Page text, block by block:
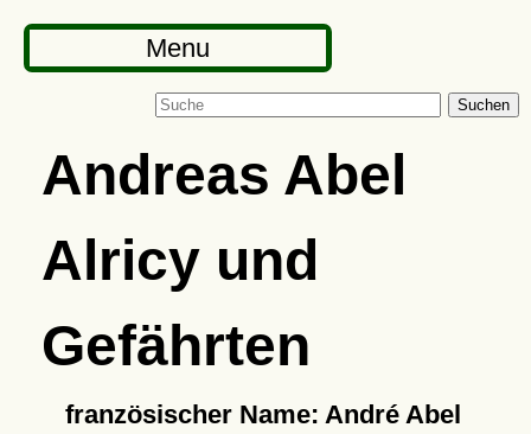
Menu
Suchen
Andreas Abel
Alricy und
Gefährten
französischer Name: André Abel